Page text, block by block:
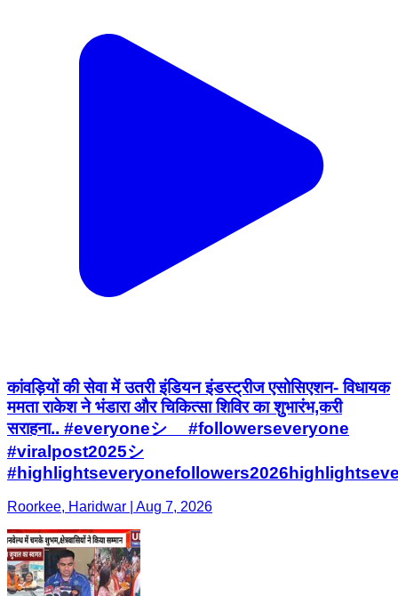
कांवड़ियों की सेवा में उतरी इंडियन इंडस्ट्रीज एसोसिएशन- विधायक
ममता राकेश ने भंडारा और चिकित्सा शिविर का शुभारंभ,करी
सराहना.. #everyoneシ゚ #followerseveryone
#viralpost2025シ
Roorkee, Haridwar | Aug 7, 2026